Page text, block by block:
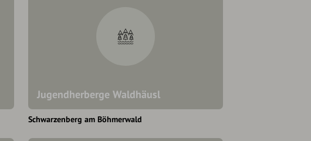
Jugendherberge Waldhäusl
Schwarzenberg am Böhmerwald